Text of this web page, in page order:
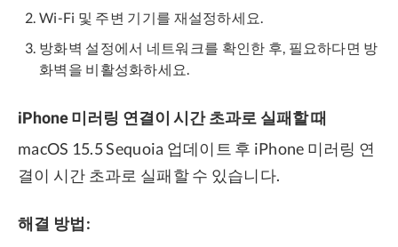
Wi-Fi 및 주변 기기를 재설정하세요.
방화벽 설정에서 네트워크를 확인한 후, 필요하다면 방
화벽을 비활성화하세요.
iPhone 미러링 연결이 시간 초과로 실패할 때
macOS 15.5 Sequoia 업데이트 후 iPhone 미러링 연
결이 시간 초과로 실패할 수 있습니다.
해결 방법: